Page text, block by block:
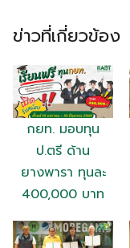
ข่าวที่เกี่ยวข้อง
กยท. มอบทุน
ป.ตรี ด้าน
ยางพารา ทุนละ
400,000 บาท